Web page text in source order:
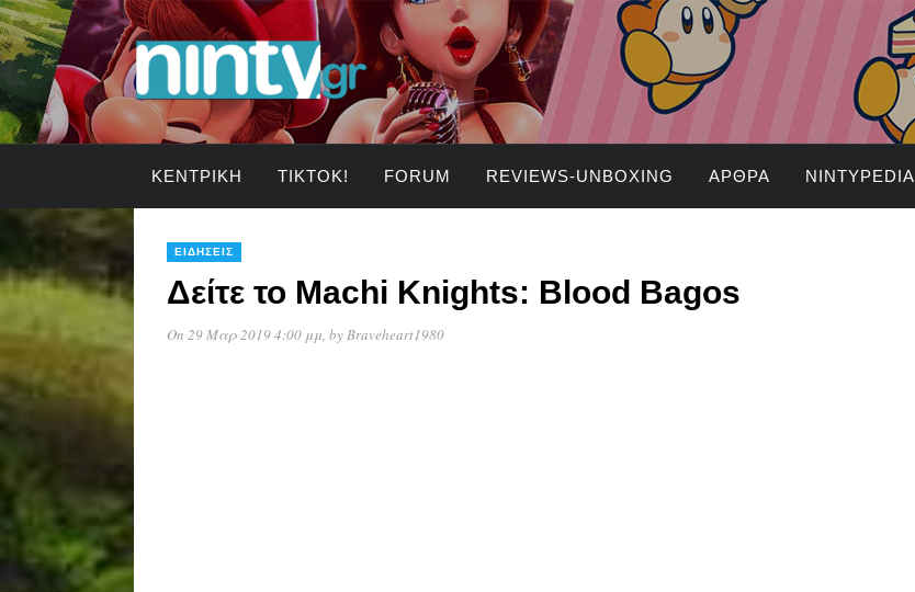
ΚΕΝΤΡΙΚΉ TIKTOK! FORUM REVIEWS-UNBOXING ΆΡΘΡΑ NINTYPEDIA
ΕΙΔΉΣΕΙΣ
Δείτε το Machi Knights: Blood Bagos
On 29 Μαρ 2019 4:00 μμ, byBraveheart1980